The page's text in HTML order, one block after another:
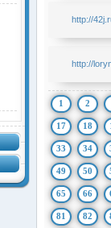
http://
http://
1 2
17 18
33 34
49 50
65 66
81 82